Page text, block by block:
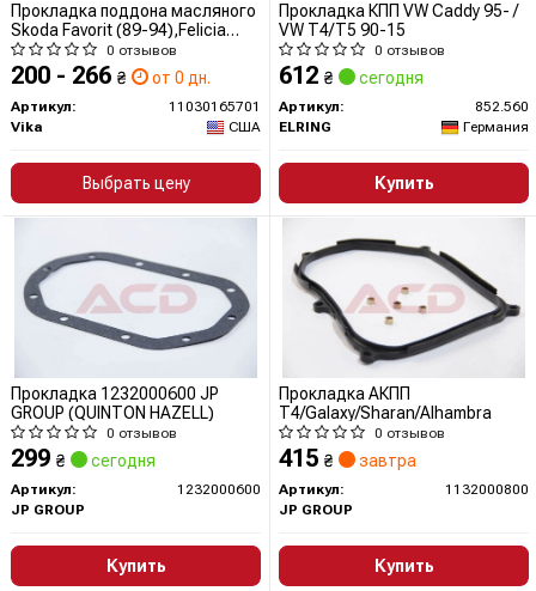
Прокладка поддона масляного
Skoda Favorit (89-94),Felicia
(94-01) (11030165701) VIKA
0 отзывов
200 - 266 ₴ от 0 дн.
Артикул:
11030165701
Vika
США
Выбрать цену
Прокладка КПП VW Caddy 95- /
VW T4/T5 90-15
0 отзывов
612 ₴ сегодня
Артикул:
852.560
ELRING
Германия
Купить
Прокладка 1232000600 JP
GROUP (QUINTON HAZELL)
0 отзывов
299 ₴ сегодня
Артикул:
1232000600
JP GROUP
Купить
Прокладка АКПП
T4/Galaxy/Sharan/Alhambra
0 отзывов
415 ₴ завтра
Артикул:
1132000800
JP GROUP
Купить